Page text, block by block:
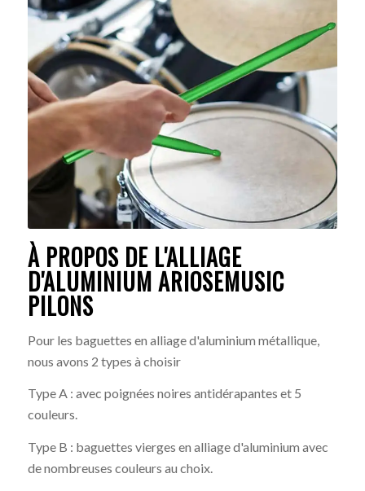
À PROPOS DE L'ALLIAGE
D'ALUMINIUM ARIOSEMUSIC
PILONS
Pour les baguettes en alliage d'aluminium métallique,
nous avons 2 types à choisir
Type A : avec poignées noires antidérapantes et 5
couleurs.
Type B : baguettes vierges en alliage d'aluminium avec
de nombreuses couleurs au choix.